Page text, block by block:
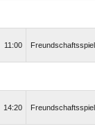
11:00 Freundschaftsspiel
14:20 Freundschaftsspiel